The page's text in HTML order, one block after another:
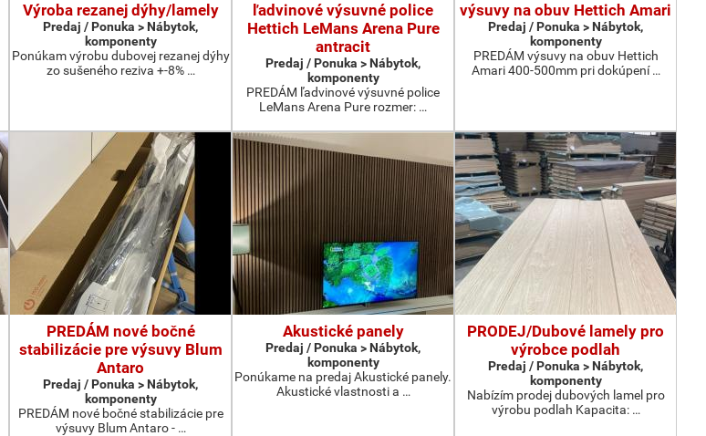
Výroba rezanej dýhy/lamely
Predaj / Ponuka > Nábytok,
komponenty
Ponúkam výrobu dubovej rezanej dýhy
zo sušeného reziva +-8% …
ľadvinové výsuvné police
Hettich LeMans Arena Pure
antracit
Predaj / Ponuka > Nábytok,
komponenty
PREDÁM ľadvinové výsuvné police
LeMans Arena Pure rozmer: …
výsuvy na obuv Hettich Amari
Predaj / Ponuka > Nábytok,
komponenty
PREDÁM výsuvy na obuv Hettich
Amari 400-500mm pri dokúpení …
PREDÁM nové bočné
stabilizácie pre výsuvy Blum
Antaro
Predaj / Ponuka > Nábytok,
komponenty
PREDÁM nové bočné stabilizácie pre
výsuvy Blum Antaro - …
Akustické panely
Predaj / Ponuka > Nábytok,
komponenty
Ponúkame na predaj Akustické panely.
Akustické vlastnosti a …
PRODEJ/Dubové lamely pro
výrobce podlah
Predaj / Ponuka > Nábytok,
komponenty
Nabízím prodej dubových lamel pro
výrobu podlah Kapacita: …